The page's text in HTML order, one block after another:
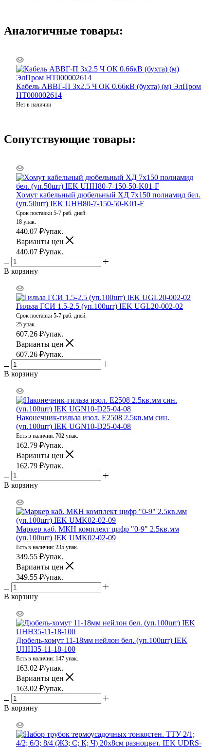
Аналогичные товары:
Кабель АВВГ-П 3х2.5 Ч ОК 0.66кВ (бухта) (м) ЭлПром
НТ000002614
Нет в наличии
Сопутствующие товары:
Хомут кабельный дюбельный ХД 7х150 полиамид бел.
(уп.50шт) IEK UHH80-7-150-50-K01-F
Срок поставки 5-7 раб. дней:
18 упак.
440.07 ₽/упак.
Варианты цен
440.07 ₽/упак.
В корзину
Гильза ГСИ 1.5-2.5 (уп.100шт) IEK UGL20-002-02
Срок поставки 5-7 раб. дней:
25 упак.
607.26 ₽/упак.
Варианты цен
607.26 ₽/упак.
В корзину
Наконечник-гильза изол. Е2508 2.5кв.мм син.
(уп.100шт) IEK UGN10-D25-04-08
Есть в наличии: 702 упак.
162.79 ₽/упак.
Варианты цен
162.79 ₽/упак.
В корзину
Маркер каб. МКН комплект цифр "0-9" 2.5кв.мм
(уп.100шт) IEK UMK02-02-09
Есть в наличии: 235 упак.
349.55 ₽/упак.
Варианты цен
349.55 ₽/упак.
В корзину
Дюбель-хомут 11-18мм нейлон бел. (уп.100шт) IEK
UHH35-11-18-100
Есть в наличии: 147 упак.
163.02 ₽/упак.
Варианты цен
163.02 ₽/упак.
В корзину